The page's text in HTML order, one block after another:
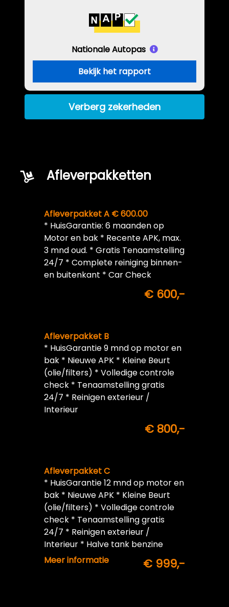
Nationale Autopas
Bekijk het rapport
Verberg zekerheden
Afleverpakketten
Afleverpakket A € 600.00
* HuisGarantie: 6 maanden op
Motor en bak * Recente APK, max.
3 mnd oud. * Gratis Tenaamstelling
24/7 * Complete reiniging binnen-
en buitenkant * Car Check
€ 600,-
Afleverpakket B
* HuisGarantie 9 mnd op motor en
bak * Nieuwe APK * Kleine Beurt
(olie/filters) * Volledige controle
check * Tenaamstelling gratis
24/7 * Reinigen exterieur /
Interieur
€ 800,-
Afleverpakket C
* HuisGarantie 12 mnd op motor en
bak * Nieuwe APK * Kleine Beurt
(olie/filters) * Volledige controle
check * Tenaamstelling gratis
24/7 * Reinigen exterieur /
Interieur * Halve tank benzine
inbegrepen
Meer informatie € 999,-